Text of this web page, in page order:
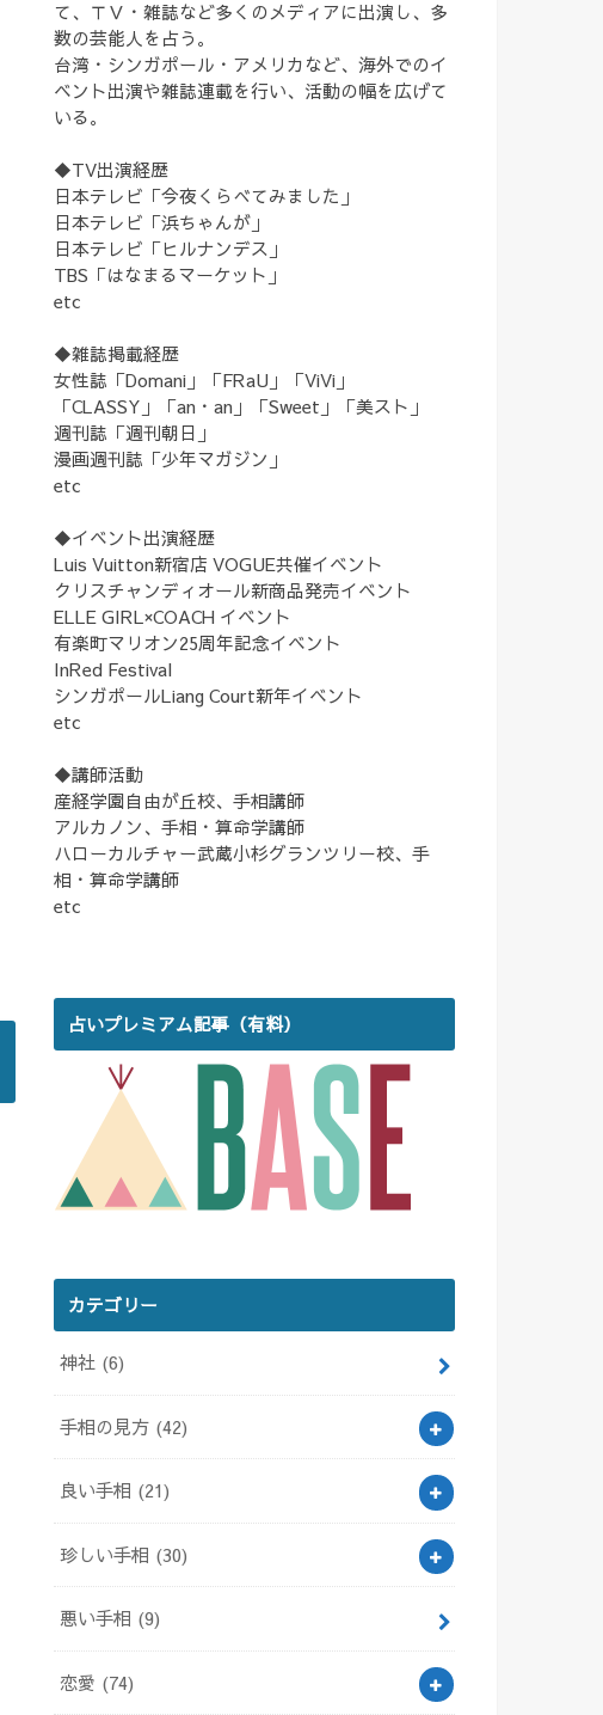
て、ＴＶ・雑誌など多くのメディアに出演し、多
数の芸能人を占う。
台湾・シンガポール・アメリカなど、海外でのイ
ベント出演や雑誌連載を行い、活動の幅を広げて
いる。
◆TV出演経歴
日本テレビ「今夜くらべてみました」
日本テレビ「浜ちゃんが」
日本テレビ「ヒルナンデス」
TBS「はなまるマーケット」
etc
◆雑誌掲載経歴
女性誌「Domani」「FRaU」「ViVi」
「CLASSY」「an・an」「Sweet」「美スト」
週刊誌「週刊朝日」
漫画週刊誌「少年マガジン」
etc
◆イベント出演経歴
Luis Vuitton新宿店 VOGUE共催イベント
クリスチャンディオール新商品発売イベント
ELLE GIRL×COACH イベント
有楽町マリオン25周年記念イベント
InRed Festival
シンガポールLiang Court新年イベント
etc
◆講師活動
産経学園自由が丘校、手相講師
アルカノン、手相・算命学講師
ハローカルチャー武蔵小杉グランツリー校、手
相・算命学講師
etc
占いプレミアム記事（有料）
カテゴリー
神社 (6)
手相の見方 (42)
良い手相 (21)
珍しい手相 (30)
悪い手相 (9)
恋愛 (74)